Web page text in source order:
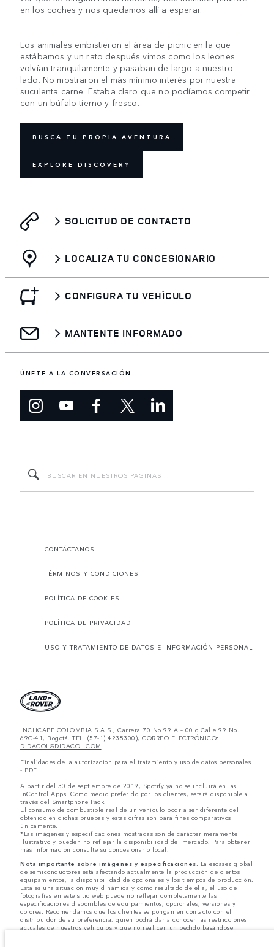
en los coches y nos quedamos allí a esperar.
Los animales embistieron el área de picnic en la que
estábamos y un rato después vimos como los leones
volvían tranquilamente y pasaban de largo a nuestro
lado. No mostraron el más mínimo interés por nuestra
suculenta carne. Estaba claro que no podíamos competir
con un búfalo tierno y fresco.
BUSCA TU PROPIA AVENTURA
EXPLORE DISCOVERY
SOLICITUD DE CONTACTO
LOCALIZA TU CONCESIONARIO
CONFIGURA TU VEHÍCULO
MANTENTE INFORMADO
ÚNETE A LA CONVERSACIÓN
CONTÁCTANOS
TÉRMINOS Y CONDICIONES
POLÍTICA DE COOKIES
POLÍTICA DE PRIVACIDAD
USO Y TRATAMIENTO DE DATOS E INFORMACIÓN PERSONAL
INCHCAPE COLOMBIA S.A.S., Carrera 70 No 99 A – 00 o Calle 99 No.
69C-41, Bogotá. TEL: (57-1) 4238300), CORREO ELECTRÓNICO:
DIDACOL@DIDACOL.COM
Finalidades de la autorizacion para el tratamiento y uso de datos personales
- PDF
A partir del 30 de septiembre de 2019, Spotify ya no se incluirá en las
InControl Apps. Como medio preferido por los clientes, estará disponible a
través del Smartphone Pack.
El consumo de combustible real de un vehículo podría ser diferente del
obtenido en dichas pruebas y estas cifras son para fines comparativos
únicamente.
*Las imágenes y especificaciones mostradas son de carácter meramente
ilustrativo y pueden no reflejar la disponibilidad del mercado. Para obtener
más información consulte su concesionario local.
Nota importante sobre imágenes y especificaciones. La escasez global
de semiconductores está afectando actualmente la producción de ciertos
equipamientos, la disponibilidad de opcionales y los tiempos de producción.
Esta es una situación muy dinámica y como resultado de ella, el uso de
fotografías en este sitio web puede no reflejar completamente las
especificaciones disponibles de equipamientos, opcionales, versiones y
colores. Recomendamos que los clientes se pongan en contacto con el
distribuidor de su preferencia, quien podrá dar a conocer las restricciones
actuales de nuestros vehículos y que no realicen un pedido basándose